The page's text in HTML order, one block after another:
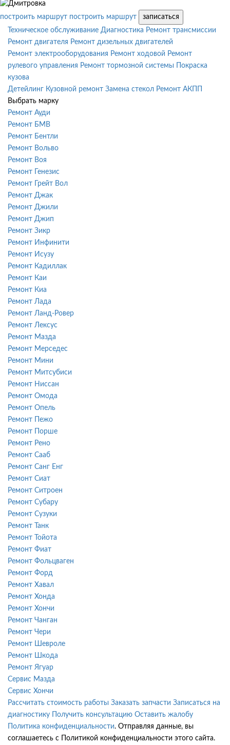
построить маршрут построить маршрут
записаться
Техническое обслуживание Диагностика Ремонт трансмиссии
Ремонт двигателя Ремонт дизельных двигателей
Ремонт электрооборудования Ремонт ходовой Ремонт
рулевого управления Ремонт тормозной системы
Покраска
кузова
Детейлинг Кузовной ремонт Замена стекол Ремонт АКПП
Выбрать марку
Ремонт Ауди
Ремонт БМВ
Ремонт Бентли
Ремонт Вольво
Ремонт Воя
Ремонт Генезис
Ремонт Грейт Вол
Ремонт Джак
Ремонт Джили
Ремонт Джип
Ремонт Зикр
Ремонт Инфинити
Ремонт Исузу
Ремонт Кадиллак
Ремонт Каи
Ремонт Киа
Ремонт Лада
Ремонт Ланд-Ровер
Ремонт Лексус
Ремонт Мазда
Ремонт Мерседес
Ремонт Мини
Ремонт Митсубиси
Ремонт Ниссан
Ремонт Омода
Ремонт Опель
Ремонт Пежо
Ремонт Порше
Ремонт Рено
Ремонт Сааб
Ремонт Санг Енг
Ремонт Сиат
Ремонт Ситроен
Ремонт Субару
Ремонт Сузуки
Ремонт Танк
Ремонт Тойота
Ремонт Фиат
Ремонт Фольцваген
Ремонт Форд
Ремонт Хавал
Ремонт Хонда
Ремонт Хончи
Ремонт Чанган
Ремонт Чери
Ремонт Шевроле
Ремонт Шкода
Ремонт Ягуар
Сервис Мазда
Сервис Хончи
Рассчитать стоимость работы Заказать запчасти Записаться на
диагностику
Получить консультацию Оставить жалобу
Политика конфиденциальности. Отправляя данные, вы
соглашаетесь с Политикой конфиденциальности этого сайта.